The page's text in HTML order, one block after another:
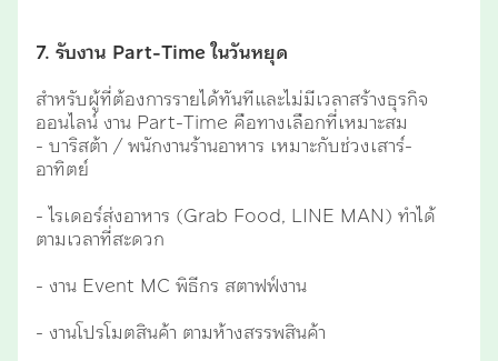
7. รับงาน Part-Time ในวันหยุด
สำหรับผู้ที่ต้องการรายได้ทันทีและไม่มีเวลาสร้างธุรกิจ
ออนไลน์ งาน Part-Time คือทางเลือกที่เหมาะสม
- บาริสต้า / พนักงานร้านอาหาร เหมาะกับช่วงเสาร์-
อาทิตย์
- ไรเดอร์ส่งอาหาร (Grab Food, LINE MAN) ทำได้
ตามเวลาที่สะดวก
- งาน Event MC พิธีกร สตาฟฟ์งาน
- งานโปรโมตสินค้า ตามห้างสรรพสินค้า